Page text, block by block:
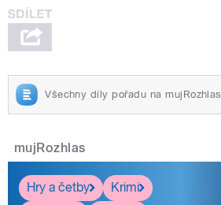
Všechny díly pořadu na mujRozhlas
mujRozhlas
Hry a četby
Krimi